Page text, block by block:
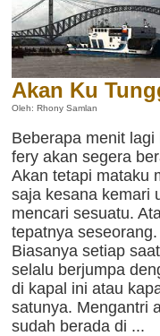
Akan Ku
Oleh: Rhony Samlan
Beberapa menit lagi
fery akan segera
Akan tetapi mataku
saja kesana kemari
mencari sesuatu.
tepatnya seseorang.
Biasanya setiap
selalu berjumpa
di kapal ini atau
satunya. Mengantri
sudah berada di ...